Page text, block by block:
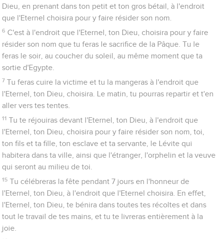
Dieu, en prenant dans ton petit et ton gros bétail, à l'endroit
que l'Eternel choisira pour y faire résider son nom.
6 C'est à l'endroit que l'Eternel, ton Dieu, choisira pour y faire
résider son nom que tu feras le sacrifice de la Pâque. Tu le
feras le soir, au coucher du soleil, au même moment que ta
sortie d'Egypte.
7 Tu feras cuire la victime et tu la mangeras à l'endroit que
l'Eternel, ton Dieu, choisira. Le matin, tu pourras repartir et t'en
aller vers tes tentes.
11 Tu te réjouiras devant l'Eternel, ton Dieu, à l'endroit que
l'Eternel, ton Dieu, choisira pour y faire résider son nom, toi,
ton fils et ta fille, ton esclave et ta servante, le Lévite qui
habitera dans ta ville, ainsi que l'étranger, l'orphelin et la veuve
qui seront au milieu de toi.
15 Tu célébreras la fête pendant 7 jours en l'honneur de
l'Eternel, ton Dieu, à l'endroit que l'Eternel choisira. En effet,
l'Eternel, ton Dieu, te bénira dans toutes tes récoltes et dans
tout le travail de tes mains, et tu te livreras entièrement à la
joie.